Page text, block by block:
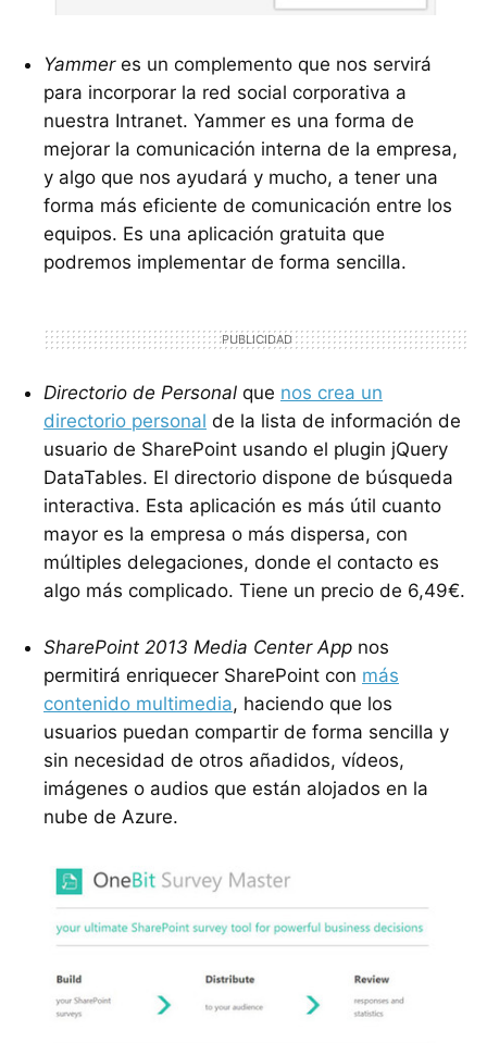
Yammeres un complemento que nos servirá
para incorporar la red social corporativa a
nuestra Intranet. Yammer es una forma de
mejorar la comunicación interna de la empresa,
y algo que nos ayudará y mucho, a tener una
forma más eficiente de comunicación entre los
equipos. Es una aplicación gratuita que
podremos implementar de forma sencilla.
Directorio de Personal que nos crea un
directorio personal de la lista de información de
usuario de SharePoint usando el plugin jQuery
DataTables. El directorio dispone de búsqueda
interactiva. Esta aplicación es más útil cuanto
mayor es la empresa o más dispersa, con
múltiples delegaciones, donde el contacto es
algo más complicado. Tiene un precio de 6,49€.
SharePoint 2013 Media Center App nos
permitirá enriquecer SharePoint con más
contenido multimedia, haciendo que los
usuarios puedan compartir de forma sencilla y
sin necesidad de otros añadidos, vídeos,
imágenes o audios que están alojados en la
nube de Azure.